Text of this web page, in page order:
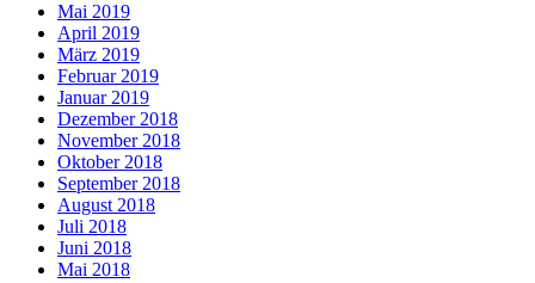
Mai 2019
April 2019
März 2019
Februar 2019
Januar 2019
Dezember 2018
November 2018
Oktober 2018
September 2018
August 2018
Juli 2018
Juni 2018
Mai 2018